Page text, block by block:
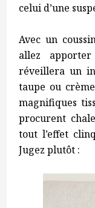
celui d’une
Avec un
allez
réveillera un
taupe ou
magnifiques
procurent
tout l’effet
Jugez plutôt :